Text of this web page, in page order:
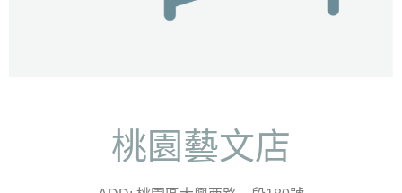
桃園藝文店